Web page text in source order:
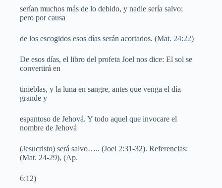
serían muchos más de lo debido, y nadie sería salvo;
pero por causa
de los escogidos esos días serán acortados. (Mat. 24:22)
De esos días, el libro del profeta Joel nos dice: El sol se
convertirá en
tinieblas, y la luna en sangre, antes que venga el día
grande y
espantoso de Jehová. Y todo aquel que invocare el
nombre de Jehová
(Jesucristo) será salvo….. (Joel 2:31-32). Referencias:
(Mat. 24-29), (Ap.
6:12)